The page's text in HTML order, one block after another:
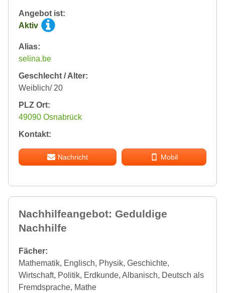
Angebot ist:
Aktiv
Alias:
selina.be
Geschlecht / Alter:
Weiblich/ 20
PLZ Ort:
49090 Osnabrück
Kontakt:
Nachricht Mobil
Nachhilfeangebot: Geduldige
Nachhilfe
Fächer:
Mathematik, Englisch, Physik, Geschichte,
Wirtschaft, Politik, Erdkunde, Albanisch, Deutsch als
Fremdsprache, Mathe